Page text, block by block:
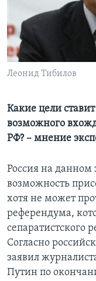
Learning English
СОЦИАЛЬНЫЕ СЕТИ
Языки
Леонид Тибилов
Какие цели
возможного
РФ? – мнение
Россия на данном
возможность
хотя не может
референдума,
сепаратистского
Согласно
заявил
Путин по